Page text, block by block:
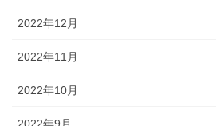
2022年12月
2022年11月
2022年10月